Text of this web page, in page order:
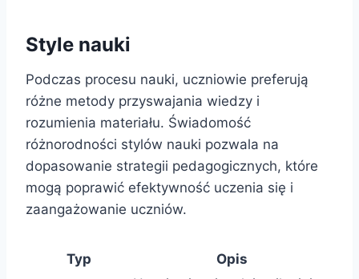
Style nauki
Podczas procesu nauki, uczniowie preferują
różne metody przyswajania wiedzy i
rozumienia materiału. Świadomość
różnorodności stylów nauki pozwala na
dopasowanie strategii pedagogicznych, które
mogą poprawić efektywność uczenia się i
zaangażowanie uczniów.
Typ Opis